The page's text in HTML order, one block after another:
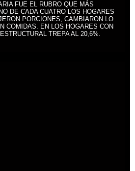
FUE EL RUBRO QUE MÁS
DE CADA CUATRO LOS HOGARES
PORCIONES, CAMBIARON LO
COMIDAS. EN LOS HOGARES CON
TREPA AL 20,6%.